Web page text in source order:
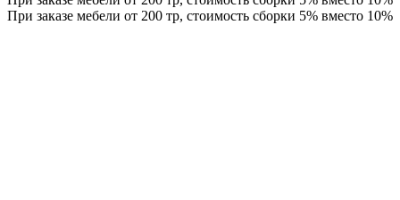
При заказе мебели от 200 тр, стоимость сборки 5% вместо 10%